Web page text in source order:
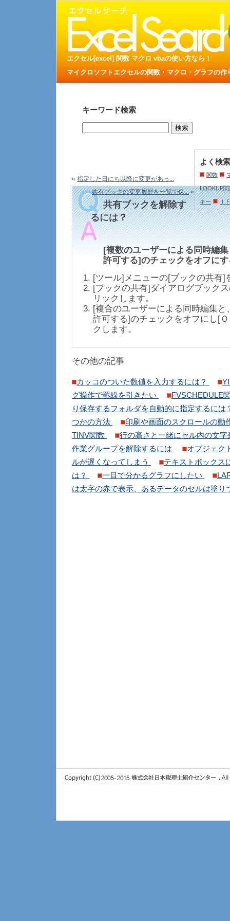
エクセル[excel] 関数 マクロ vbaの使い方なら！
マイクロソフトエクセルの関数・マクロ・グラフの
キーワード検索
よく検
関数
LOOKUP関
キー Ｉ
« 指定した日にち以降に変更があっ...
共有ブックの変更履歴を一覧で保...»
共有ブックを解除す
るには？
[複数のユーザーによる同時編
許可する]のチェックをオフに
[ツール]メニューの[ブックの共有]
[ブックの共有]ダイアログブック
リックします。
[複合のユーザーによる同時編集と
許可する]のチェックをオフにし[
クします。
その他の記事
カッコのついた数値を入力するには？
グ操作で罫線を引きたい
FVSCHEDULE
り保存するフォルダを自動的に指定するには
つかの方法
印刷や画面のスクロールの動
TINV関数
行の高さと一緒にセル内の文
作業グループを解除するには
オブジェク
ルが遅くなってしまう
テキストボックス
は？
一目で分かるグラフにしたい
は太字の赤で表示、あるデータのセルは塗